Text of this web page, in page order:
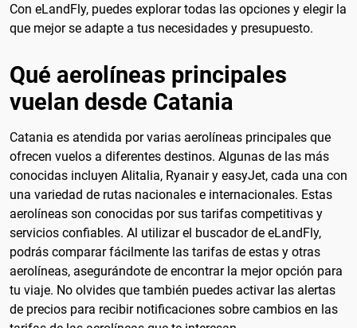
Con eLandFly, puedes explorar todas las opciones y elegir la
que mejor se adapte a tus necesidades y presupuesto.
Qué aerolíneas principales
vuelan desde Catania
Catania es atendida por varias aerolíneas principales que
ofrecen vuelos a diferentes destinos. Algunas de las más
conocidas incluyen Alitalia, Ryanair y easyJet, cada una con
una variedad de rutas nacionales e internacionales. Estas
aerolíneas son conocidas por sus tarifas competitivas y
servicios confiables. Al utilizar el buscador de eLandFly,
podrás comparar fácilmente las tarifas de estas y otras
aerolíneas, asegurándote de encontrar la mejor opción para
tu viaje. No olvides que también puedes activar las alertas
de precios para recibir notificaciones sobre cambios en las